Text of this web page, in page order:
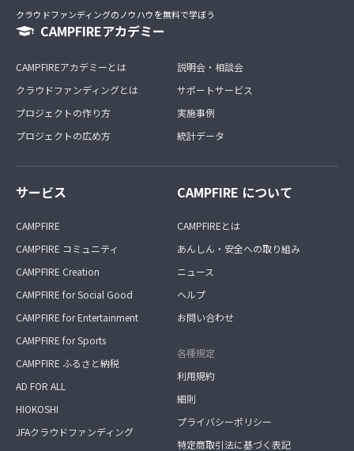
クラウドファンディングのノウハウを無料で学ぼう
CAMPFIREアカデミー
CAMPFIREアカデミーとは
クラウドファンディングとは
プロジェクトの作り方
プロジェクトの広め方
説明会・相談会
サポートサービス
実施事例
統計データ
サービス
CAMPFIRE
CAMPFIRE コミュニティ
CAMPFIRE Creation
CAMPFIRE for Social Good
CAMPFIRE for Entertainment
CAMPFIRE for Sports
CAMPFIRE ふるさと納税
AD FOR ALL
HIOKOSHI
JFAクラウドファンディング
CAMPFIRE について
CAMPFIREとは
あんしん・安全への取り組み
ニュース
ヘルプ
お問い合わせ
各種規定
利用規約
細則
プライバシーポリシー
特定商取引法に基づく表記